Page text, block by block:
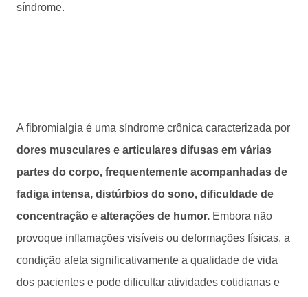
síndrome.
A fibromialgia é uma síndrome crônica caracterizada por
dores musculares e articulares difusas em várias
partes do corpo, frequentemente acompanhadas de
fadiga intensa, distúrbios do sono, dificuldade de
concentração e alterações de humor. Embora não
provoque inflamações visíveis ou deformações físicas, a
condição afeta significativamente a qualidade de vida
dos pacientes e pode dificultar atividades cotidianas e